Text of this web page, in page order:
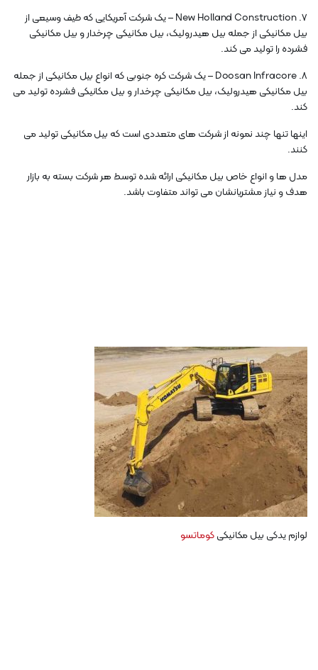
7. New Holland Construction – یک شرکت آمریکایی که طیف وسیعی از
بیل مکانیکی از جمله بیل هیدرولیک، بیل مکانیکی چرخدار و بیل مکانیکی
فشرده را تولید می کند.
8. Doosan Infracore – یک شرکت کره جنوبی که انواع بیل مکانیکی از جمله
بیل مکانیکی هیدرولیک، بیل مکانیکی چرخدار و بیل مکانیکی فشرده تولید می
کند.
اینها تنها چند نمونه از شرکت های متعددی است که بیل مکانیکی تولید می
کنند.
مدل ها و انواع خاص بیل مکانیکی ارائه شده توسط هر شرکت بسته به بازار
هدف و نیاز مشتریانشان می تواند متفاوت باشد.
لوازم یدکی بیل مکانیکیکوماتسو